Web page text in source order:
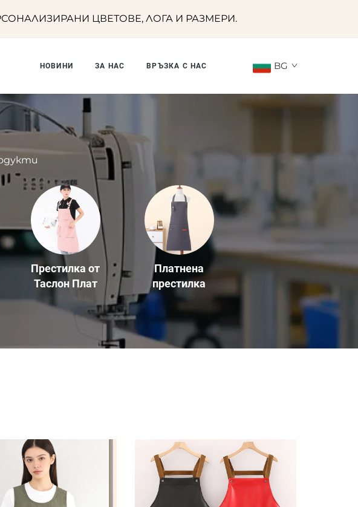
ЦВЕТОВЕ, ЛОГА И РАЗМЕРИ.
НОВИНИ ЗА НАС ВРЪЗКА С НАС BG
Престилка от
Таслон Плат
Платнена
престилка